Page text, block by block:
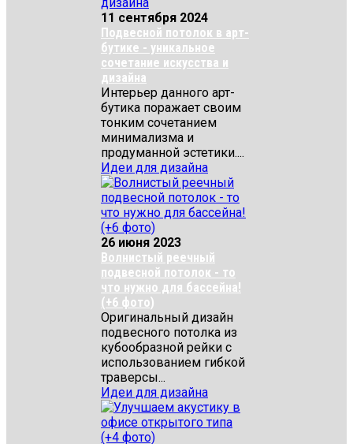
11 сентября 2024
Подвесной потолок в арт-
бутике - уникальное
сочетание искусства и
дизайна
Интерьер данного арт-
бутика поражает своим
тонким сочетанием
минимализма и
продуманной эстетики....
Идеи для дизайна
26 июня 2023
Волнистый реечный
подвесной потолок - то
что нужно для бассейна!
(+6 фото)
Оригинальный дизайн
подвесного потолка из
кубообразной рейки с
использованием гибкой
траверсы...
Идеи для дизайна